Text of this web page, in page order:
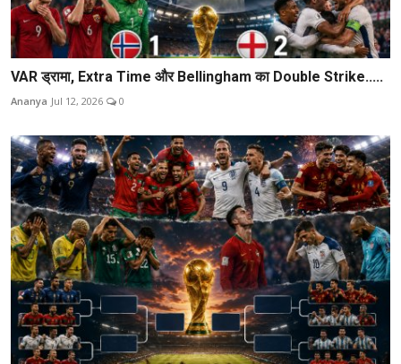
VAR ड्रामा, Extra Time और Bellingham का Double Strike.....
Ananya Jul 12, 2026 0